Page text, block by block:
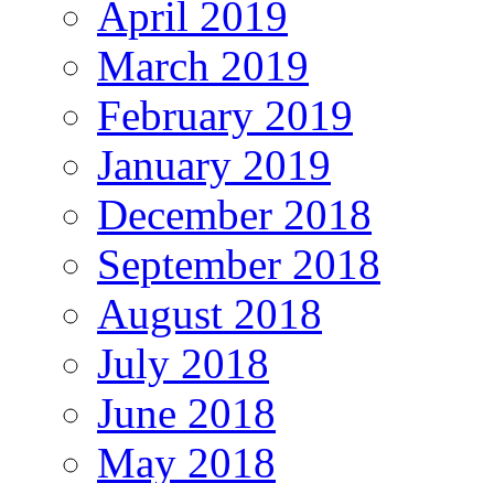
April 2019
March 2019
February 2019
January 2019
December 2018
September 2018
August 2018
July 2018
June 2018
May 2018